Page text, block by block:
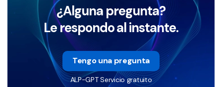
¿Alguna pregunta?
Le respondo al instante.
Tengo una pregunta
ALP-GPT Servicio gratuito